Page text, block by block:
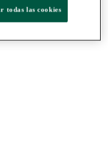
todas las cookies